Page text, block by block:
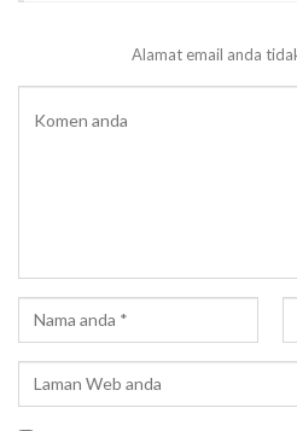
Alamat email anda